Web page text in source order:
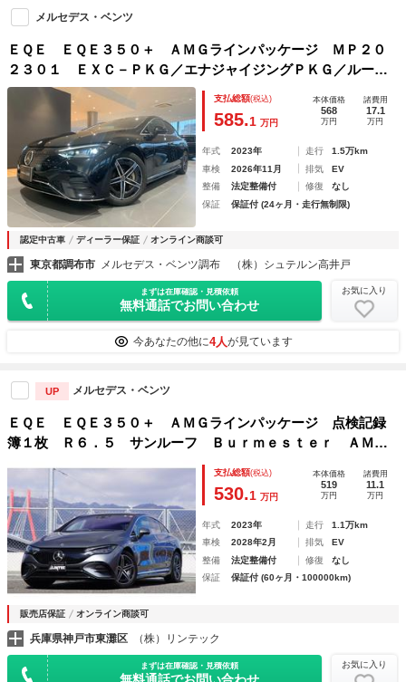
メルセデス・ベンツ
ＥＱＥ ＥＱＥ３５０＋ ＡＭＧラインパッケージ ＭＰ２０
２３０１ ＥＸＣ－ＰＫＧ／エナジャイジングＰＫＧ／ルー
フ アダプティブクルーズコントロール レーンキープアシス
ト パーキングアシスト エアサスペンション 認定中古車
支払総額(税込)
585.1 万円
本体価格
568
万円
諸費用
17.1
万円
年式 2023年 走行
1.5万km
車検
2026年11月 排気
EV
整備
法定整備付 修復
なし
保証
保証付 (24ヶ月・走行無制限)
認定中古車 ディーラー保証 オンライン商談可
東京都調布市 メルセデス・ベンツ調布 （株）シュテルン高井戸
まずは在庫確認・見積依頼
無料通話でお問い合わせ
お気に入り
今あなたの他に4人が見ています
UP メルセデス・ベンツ
ＥＱＥ ＥＱＥ３５０＋ ＡＭＧラインパッケージ 点検記録
簿１枚 Ｒ６．５ サンルーフ Ｂｕｒｍｅｓｔｅｒ ＡＭＧ
ラインＰＫＧ エクスクルーシブＰＫＧ エナジャイジングＰ
ＫＧ レーダーセーフティＰＫＧ アンビエントライト
支払総額(税込)
530.1 万円
本体価格
519
万円
諸費用
11.1
万円
年式 2023年 走行
1.1万km
車検
2028年2月 排気
EV
整備
法定整備付 修復
なし
保証
保証付 (60ヶ月・100000km)
販売店保証 オンライン商談可
兵庫県神戸市東灘区 （株）リンテック
まずは在庫確認・見積依頼 お気に入り